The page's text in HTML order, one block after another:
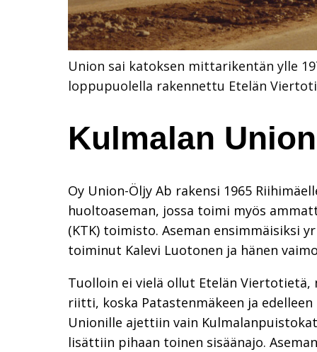
Union sai katoksen mittarikentän ylle
loppupuolella rakennettu Etelän
Kulmalan
Oy Union-Öljy Ab rakensi 1965
huoltoaseman, jossa toimi myös
(KTK) toimisto. Aseman ensimmäisiksi
toiminut Kalevi Luotonen ja hänen
Tuolloin ei vielä ollut Etelän
riitti, koska Patastenmäkeen ja
Unionille ajettiin vain
lisättiin pihaan toinen sisäänajo.